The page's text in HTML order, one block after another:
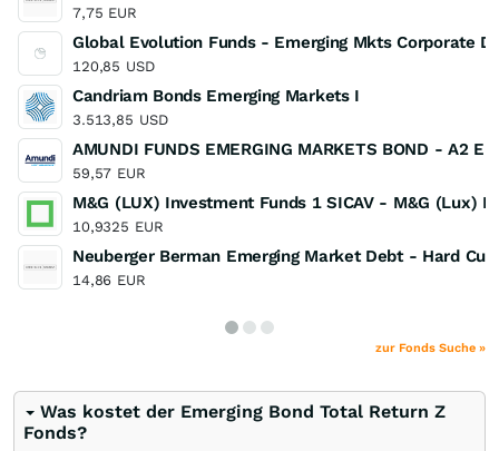
7,75 EUR
Global Evolution Funds - Emerging Mkts Corporate
120,85 USD
Candriam Bonds Emerging Markets I
3.513,85 USD
AMUNDI FUNDS EMERGING MARKETS BOND - A2
59,57 EUR
M&G (LUX) Investment Funds 1 SICAV - M&G (Lux)
10,9325 EUR
Neuberger Berman Emerging Market Debt - Hard
14,86 EUR
zur Fonds Suche »
Was kostet der Emerging Bond Total Return Z
Fonds?